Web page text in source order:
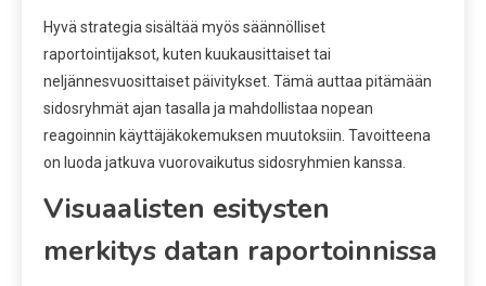
Hyvä strategia sisältää myös säännölliset
raportointijaksot, kuten kuukausittaiset tai
neljännesvuosittaiset päivitykset. Tämä auttaa pitämään
sidosryhmät ajan tasalla ja mahdollistaa nopean
reagoinnin käyttäjäkokemuksen muutoksiin. Tavoitteena
on luoda jatkuva vuorovaikutus sidosryhmien kanssa.
Visuaalisten esitysten
merkitys datan raportoinnissa